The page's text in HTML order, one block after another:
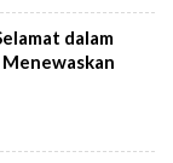
dalam